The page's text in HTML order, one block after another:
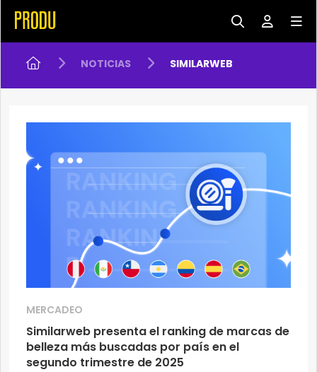
NOTICIAS SIMILARWEB
MERCADEO
Similarweb presenta el ranking de marcas de
belleza más buscadas por país en el
segundo trimestre de 2025